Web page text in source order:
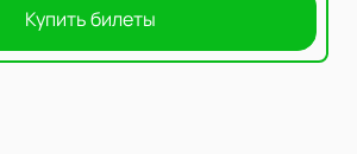
Купить билеты